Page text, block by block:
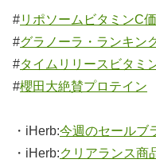
#リポソームビタミンC
#グラノーラ・ランキン
#タイムリリースビタミ
#櫻田大絶賛プロテイン
・iHerb:今週のセールブ
・iHerb:クリアランス商